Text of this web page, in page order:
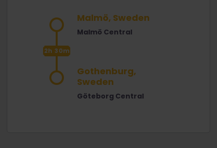
Malmö, Sweden
Malmö Central
2h 30m
Gothenburg,
Sweden
Göteborg Central